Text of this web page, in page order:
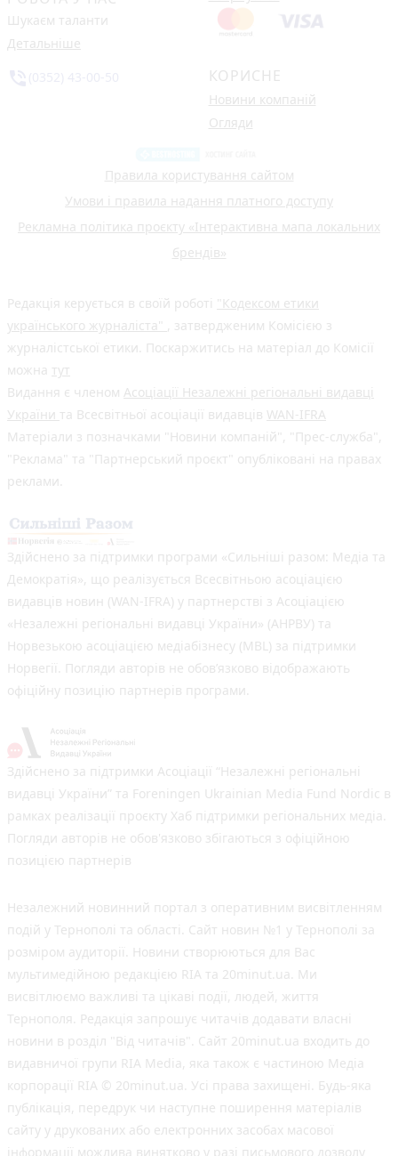
Шукаєм таланти
Детальніше
КОРИСНЕ
Новини компаній
Огляди
Правила користування сайтом
Умови і правила надання платного доступу
Рекламна політика проєкту «Інтерактивна мапа локальних
брендів»
Редакція керується в своїй роботі "Кодексом етики
українського журналіста" , затвердженим Комісією з
журналістської етики. Поскаржитись на матеріал до Комісії
можна тут
Видання є членом Асоціації Незалежні регіональні видавці
України та Всесвітньої асоціації видавців WAN-IFRA
Матеріали з позначками "Новини компаній", "Прес-служба",
"Реклама" та "Партнерський проєкт" опубліковані на правах
реклами.
Здійснено за підтримки програми «Сильніші разом: Медіа та
Демократія», що реалізується Всесвітньою асоціацією
видавців новин (WAN-IFRA) у партнерстві з Асоціацією
«Незалежні регіональні видавці України» (АНРВУ) та
Норвезькою асоціацією медіабізнесу (MBL) за підтримки
Норвегії. Погляди авторів не обов’язково відображають
офіційну позицію партнерів програми.
Здійснено за підтримки Асоціації “Незалежні регіональні
видавці України” та Foreningen Ukrainian Media Fund Nordic в
рамках реалізації проєкту Хаб підтримки регіональних медіа.
Погляди авторів не обов'язково збігаються з офіційною
позицією партнерів
Незалежний новинний портал з оперативним висвітленням
подій у Тернополі та області. Сайт новин №1 у Тернополі за
розміром аудиторії. Новини створюються для Вас
мультимедійною редакцією RIA та 20minut.ua. Ми
висвітлюємо важливі та цікаві події, людей, життя
Тернополя. Редакція запрошує читачів додавати власні
новини в розділ "Від читачів". Сайт 20minut.ua входить до
видавничої групи RIA Media, яка також є частиною Медіа
корпорації RIA © 20minut.ua. Усі права захищені. Будь-яка
публiкацiя, передрук чи наступне поширення матеріалів
сайту у друкованих або електронних засобах масової
інформації можлива винятково у разі письмового дозволу